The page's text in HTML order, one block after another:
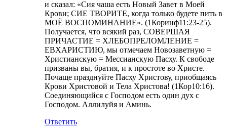
и сказал: «Сия чаша есть Новый Завет в Моей
Крови; СИЕ ТВОРИТЕ, когда только будете пить в
МОЁ ВОСПОМИНАНИЕ». (1Коринф11:23-25).
Получается, что всякий раз, СОВЕРШАЯ
ПРИЧАСТИЕ = ХЛЕБОПРЕЛОМЛЕНИЕ =
ЕВХАРИСТИЮ, мы отмечаем Новозаветную =
Христианскую = Мессианскую Пасху. К свободе
призваны вы, братия, и к простоте во Христе.
Почаще празднуйте Пасху Христову, приобщаясь
Крови Христовой и Тела Христова! (1Кор10:16).
Соединяющийся с Господом есть один дух с
Господом. Аллилуйя и Аминь.
Ответить